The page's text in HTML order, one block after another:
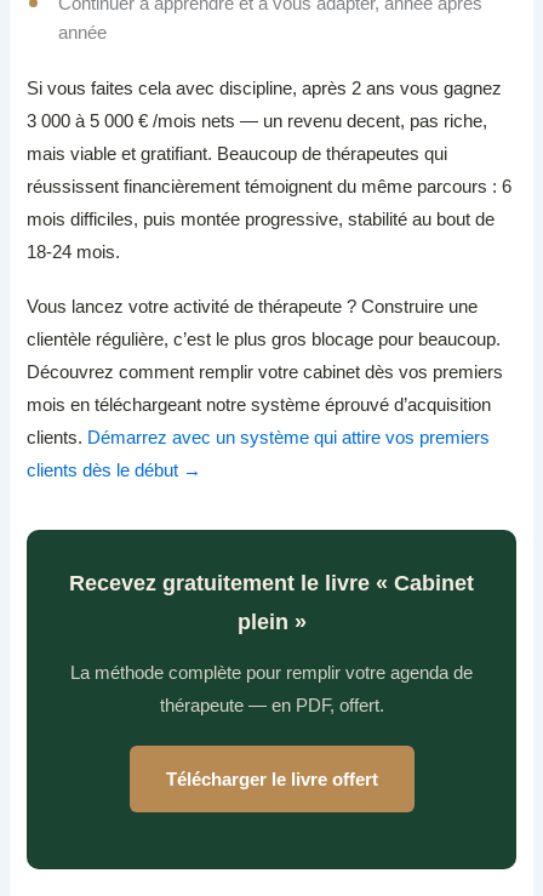
année
Si vous faites cela avec discipline, après 2 ans vous gagnez
3 000 à 5 000 € /mois nets — un revenu decent, pas riche,
mais viable et gratifiant. Beaucoup de thérapeutes qui
réussissent financièrement témoignent du même parcours : 6
mois difficiles, puis montée progressive, stabilité au bout de
18-24 mois.
Vous lancez votre activité de thérapeute ? Construire une
clientèle régulière, c’est le plus gros blocage pour beaucoup.
Découvrez comment remplir votre cabinet dès vos premiers
mois en téléchargeant notre système éprouvé d’acquisition
clients. Démarrez avec un système qui attire vos premiers
clients dès le début →
Recevez gratuitement le livre « Cabinet
plein »
La méthode complète pour remplir votre agenda de
thérapeute — en PDF, offert.
Télécharger le livre offert